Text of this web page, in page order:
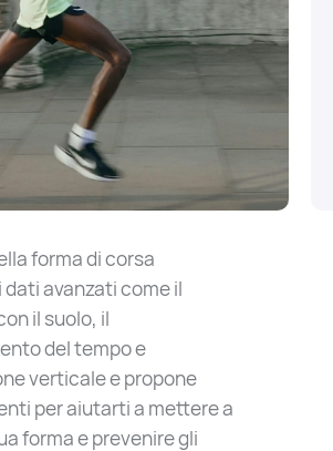
forma di corsa
avanzati come il
il suolo, il
del tempo e
verticale e propone
per aiutarti a mettere a
forma e prevenire gli